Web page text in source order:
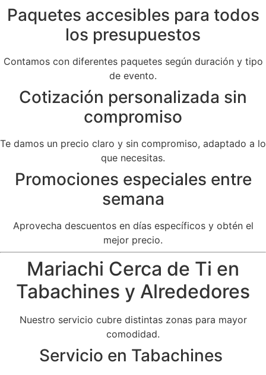
Paquetes accesibles para todos
los presupuestos
Contamos con diferentes paquetes según duración y tipo
de evento.
Cotización personalizada sin
compromiso
Te damos un precio claro y sin compromiso, adaptado a lo
que necesitas.
Promociones especiales entre
semana
Aprovecha descuentos en días específicos y obtén el
mejor precio.
Mariachi Cerca de Ti en
Tabachines y Alrededores
Nuestro servicio cubre distintas zonas para mayor
comodidad.
Servicio en Tabachines